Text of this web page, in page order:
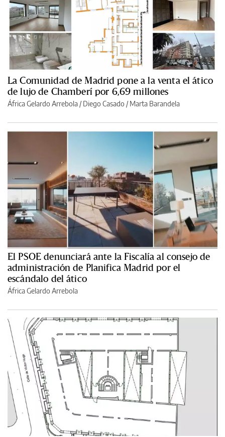
La Comunidad de Madrid pone a la venta el ático
de lujo de Chamberí por 6,69 millones
África Gelardo Arrebola /Diego Casado /Marta Barandela
El PSOE denunciará ante la Fiscalía al consejo de
administración de Planifica Madrid por el
escándalo del ático
África Gelardo Arrebola